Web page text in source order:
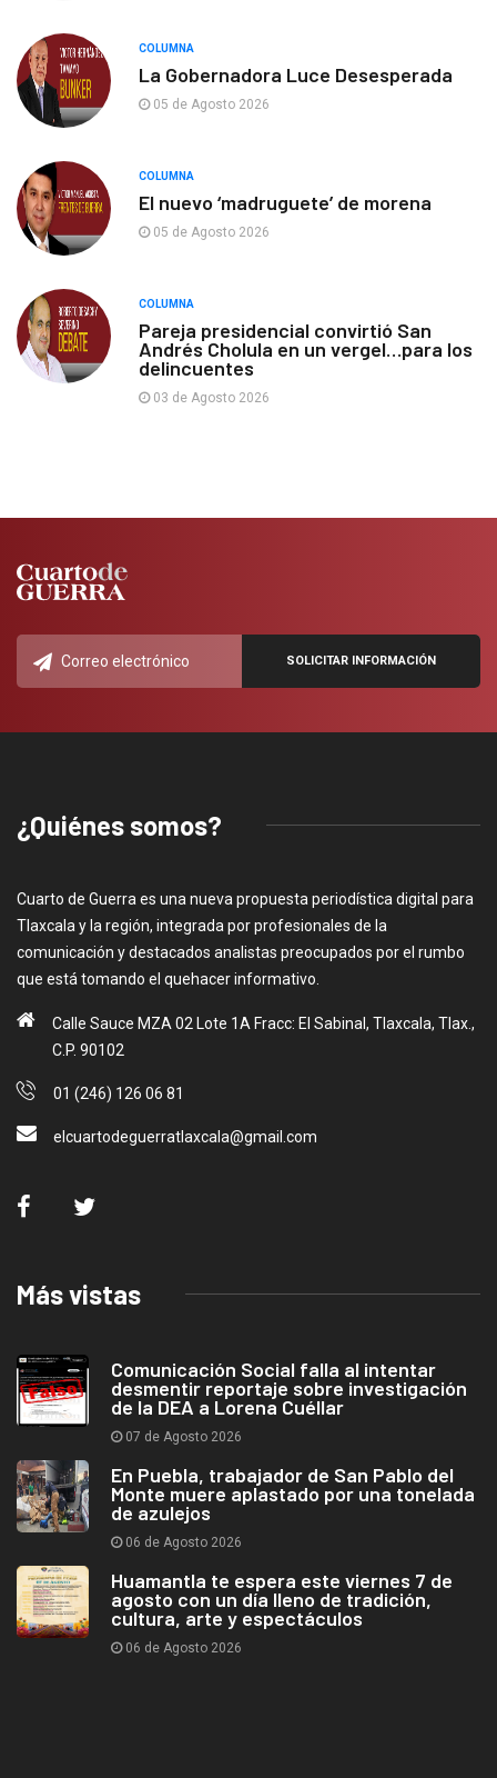
COLUMNA
La Gobernadora Luce Desesperada
05 de Agosto 2026
COLUMNA
El nuevo ‘madruguete’ de morena
05 de Agosto 2026
COLUMNA
Pareja presidencial convirtió San
Andrés Cholula en un vergel…para los
delincuentes
03 de Agosto 2026
¿Quiénes somos?
Cuarto de Guerra es una nueva propuesta periodística digital para
Tlaxcala y la región, integrada por profesionales de la
comunicación y destacados analistas preocupados por el rumbo
que está tomando el quehacer informativo.
Calle Sauce MZA 02 Lote 1A Fracc: El Sabinal, Tlaxcala, Tlax.,
C.P. 90102
01 (246) 126 06 81
elcuartodeguerratlaxcala@gmail.com
Más vistas
Comunicación Social falla al intentar
desmentir reportaje sobre investigación
de la DEA a Lorena Cuéllar
07 de Agosto 2026
En Puebla, trabajador de San Pablo del
Monte muere aplastado por una tonelada
de azulejos
06 de Agosto 2026
Huamantla te espera este viernes 7 de
agosto con un día lleno de tradición,
cultura, arte y espectáculos
06 de Agosto 2026